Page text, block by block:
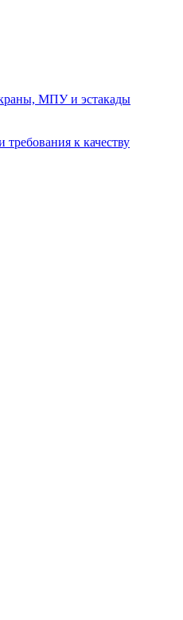
краны, МПУ и эстакады
к качеству